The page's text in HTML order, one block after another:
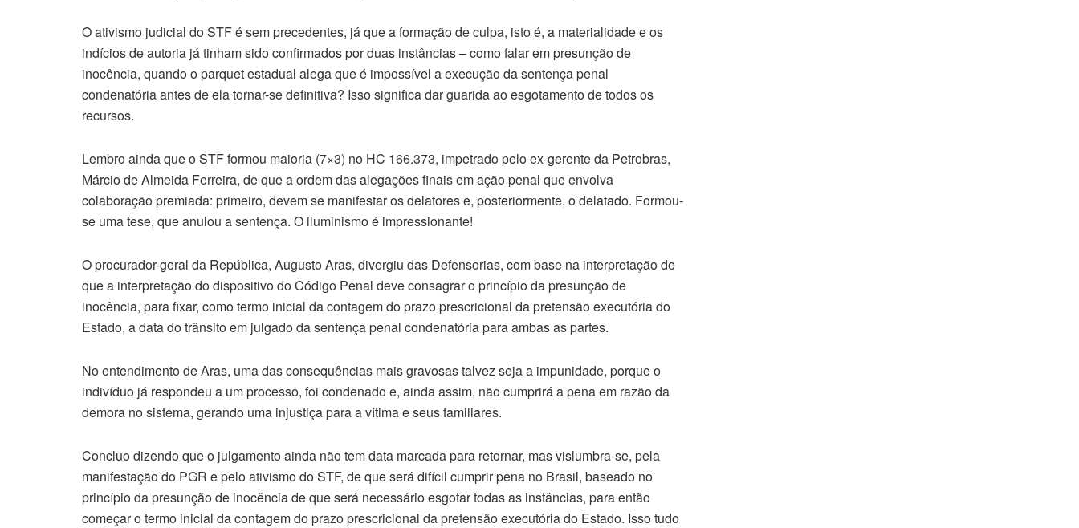
O ativismo judicial do STF é sem precedentes, já que a formação de culpa, isto é, a materialidade e os
indícios de autoria já tinham sido confirmados por duas instâncias – como falar em presunção de
inocência, quando o parquet estadual alega que é impossível a execução da sentença penal
condenatória antes de ela tornar-se definitiva? Isso significa dar guarida ao esgotamento de todos os
recursos.
Lembro ainda que o STF formou maioria (7×3) no HC 166.373, impetrado pelo ex-gerente da Petrobras,
Márcio de Almeida Ferreira, de que a ordem das alegações finais em ação penal que envolva
colaboração premiada: primeiro, devem se manifestar os delatores e, posteriormente, o delatado. Formou-
se uma tese, que anulou a sentença. O iluminismo é impressionante!
O procurador-geral da República, Augusto Aras, divergiu das Defensorias, com base na interpretação de
que a interpretação do dispositivo do Código Penal deve consagrar o princípio da presunção de
inocência, para fixar, como termo inicial da contagem do prazo prescricional da pretensão executória do
Estado, a data do trânsito em julgado da sentença penal condenatória para ambas as partes.
No entendimento de Aras, uma das consequências mais gravosas talvez seja a impunidade, porque o
indivíduo já respondeu a um processo, foi condenado e, ainda assim, não cumprirá a pena em razão da
demora no sistema, gerando uma injustiça para a vítima e seus familiares.
Concluo dizendo que o julgamento ainda não tem data marcada para retornar, mas vislumbra-se, pela
manifestação do PGR e pelo ativismo do STF, de que será difícil cumprir pena no Brasil, baseado no
princípio da presunção de inocência de que será necessário esgotar todas as instâncias, para então
começar o termo inicial da contagem do prazo prescricional da pretensão executória do Estado. Isso tudo